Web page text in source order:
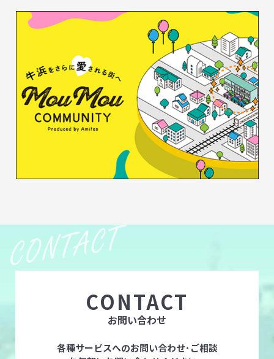
CONTACT
お問い合わせ
各種サービスへのお問い合わせ･ご相談